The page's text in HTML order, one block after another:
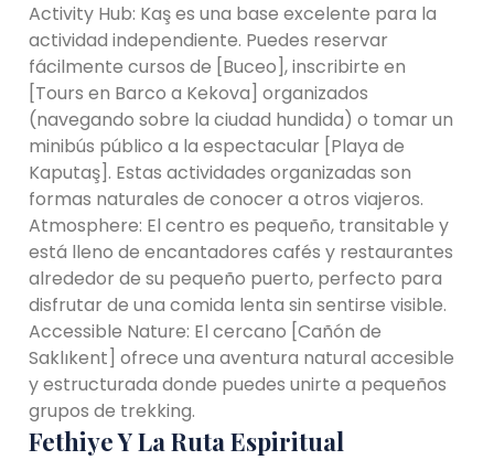
Activity Hub: Kaş es una base excelente para la
actividad independiente. Puedes reservar
fácilmente cursos de [Buceo], inscribirte en
[Tours en Barco a Kekova] organizados
(navegando sobre la ciudad hundida) o tomar un
minibús público a la espectacular [Playa de
Kaputaş]. Estas actividades organizadas son
formas naturales de conocer a otros viajeros.
Atmosphere: El centro es pequeño, transitable y
está lleno de encantadores cafés y restaurantes
alrededor de su pequeño puerto, perfecto para
disfrutar de una comida lenta sin sentirse visible.
Accessible Nature: El cercano [Cañón de
Saklıkent] ofrece una aventura natural accesible
y estructurada donde puedes unirte a pequeños
grupos de trekking.
Fethiye Y La Ruta Espiritual